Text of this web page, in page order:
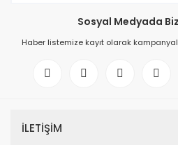
Sosyal Medyada
Haber listemize kayıt olarak
İLETİŞİM